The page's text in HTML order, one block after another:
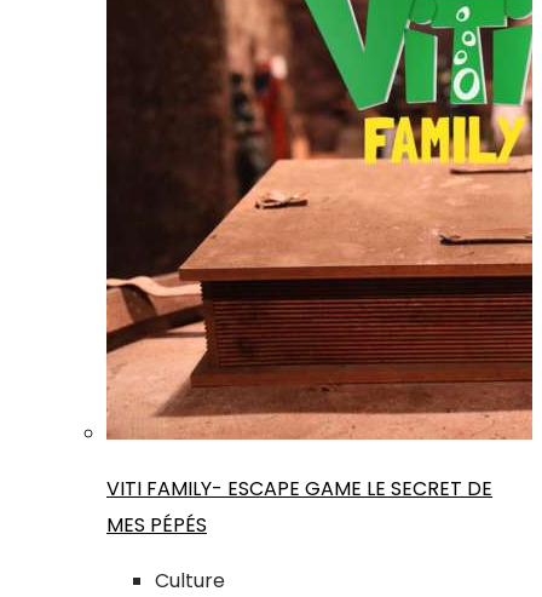
VITI FAMILY- ESCAPE GAME LE SECRET DE
MES PÉPÉS
Culture